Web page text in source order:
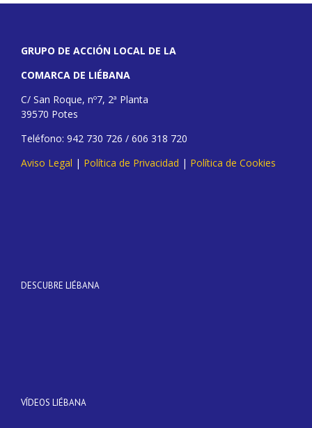
GRUPO DE ACCIÓN LOCAL DE LA
COMARCA DE LIÉBANA
C/ San Roque, nº7, 2ª Planta
39570 Potes
Teléfono: 942 730 726 / 606 318 720
Aviso Legal | Política de Privacidad | Política de Cookies
DESCUBRE LIÉBANA
VÍDEOS LIÉBANA